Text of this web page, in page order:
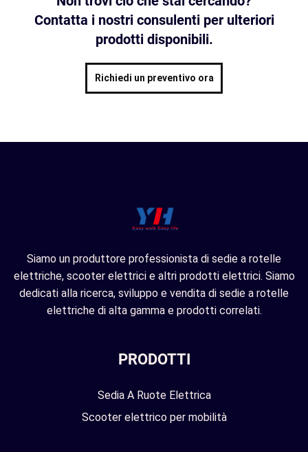
Contatta i nostri consulenti per ulteriori
prodotti disponibili.
Richiedi un preventivo ora
Siamo un produttore professionista di sedie a rotelle
elettriche, scooter elettrici e altri prodotti elettrici. Siamo
dedicati alla ricerca, sviluppo e vendita di sedie a rotelle
elettriche di alta gamma e prodotti correlati.
PRODOTTI
Sedia A Ruote Elettrica
Scooter elettrico per mobilità